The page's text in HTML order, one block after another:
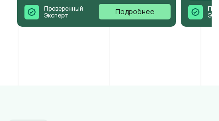
Проверенный
Эксперт
Подробнее